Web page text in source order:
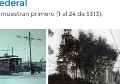
primero (1 al 24 de 5313):